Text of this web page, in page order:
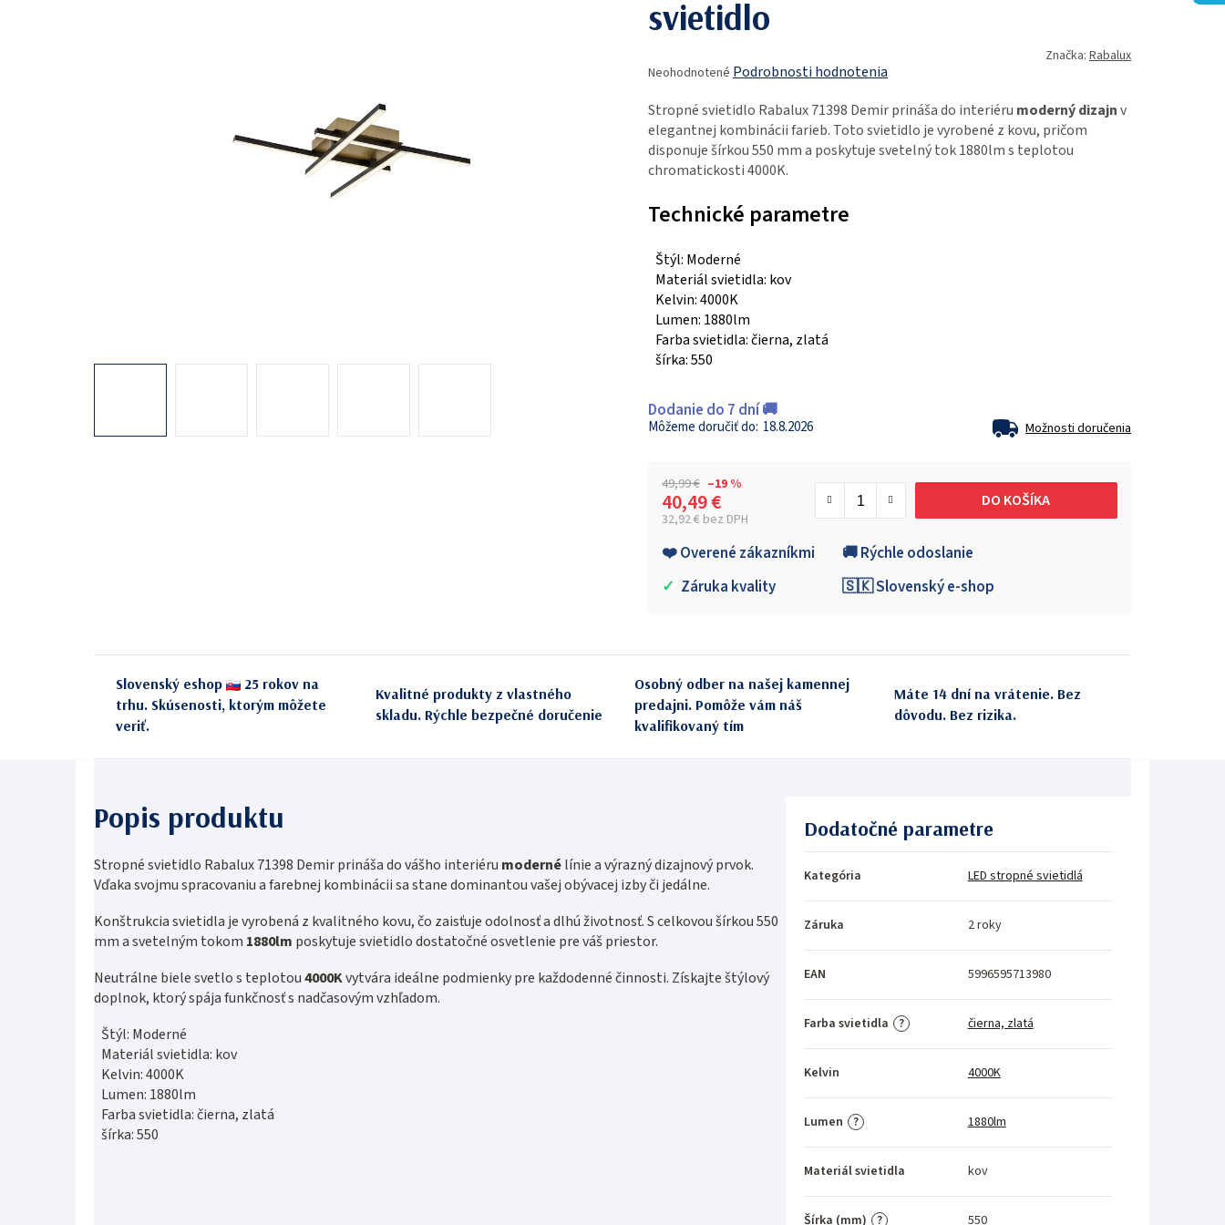
svietidlo
hodnotenie
je
0,0
z
5
Neohodnotené Podrobnosti hodnotenia
Značka: Rabalux
Stropné svietidlo Rabalux 71398 Demir prináša do interiéru moderný dizajnv
elegantnej kombinácii farieb. Toto svietidlo je vyrobené z kovu, pričom
disponuje šírkou 550 mm a poskytuje svetelný tok 1880lm s teplotou
chromatickosti 4000K.
Technické parametre
Štýl: Moderné
Materiál svietidla: kov
Kelvin: 4000K
Lumen: 1880lm
Farba svietidla: čierna, zlatá
šírka: 550
Dodanie do 7 dní 🚚
18.8.2026 Možnosti doručenia
49,99 € –19 %
40,49 €
32,92 € bez DPH
DO KOŠÍKA
❤️ Overené zákazníkmi
🚚 Rýchle odoslanie
✓ Záruka kvality 🇸🇰 Slovenský e-shop
Slovenský eshop
25 rokov na
trhu. Skúsenosti, ktorým môžete
veriť.
Kvalitné produkty z vlastného
skladu. Rýchle bezpečné doručenie
Osobný odber na našej kamennej
predajni. Pomôže vám náš
kvalifikovaný tím
Máte 14 dní na vrátenie. Bez
dôvodu. Bez rizika.
Stropné svietidlo Rabalux 71398 Demir prináša do vášho interiéru modernélínie a výrazný dizajnový prvok.
Vďaka svojmu spracovaniu a farebnej kombinácii sa stane dominantou vašej obývacej izby či jedálne.
Konštrukcia svietidla je vyrobená z kvalitného kovu, čo zaisťuje odolnosť a dlhú životnosť. S celkovou šírkou 550
mm a svetelným tokom 1880lm poskytuje svietidlo dostatočné osvetlenie pre váš priestor.
Neutrálne biele svetlo s teplotou4000Kvytvára ideálne podmienky pre každodenné činnosti. Získajte štýlový
doplnok, ktorý spája funkčnosť s nadčasovým vzhľadom.
Štýl: Moderné
Materiál svietidla: kov
Kelvin: 4000K
Lumen: 1880lm
Farba svietidla: čierna, zlatá
šírka: 550
Dodatočné parametre
Kategória LED stropné svietidlá
Záruka 2 roky
EAN 5996595713980
?
Farba svietidla čierna, zlatá
Kelvin 4000K
?
Lumen 1880lm
Materiál svietidla kov
?
Šírka (mm) 550